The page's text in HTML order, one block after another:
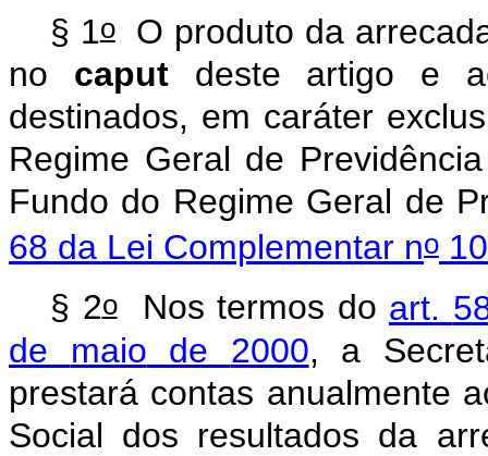
§ 1o O produto da
no caput deste artigo e
destinados, em caráter
Regime Geral de Previdência
Fundo do Regime Geral de
68 da Lei Complementar no
§ 2o Nos termos do art.
de
maio de 2000, a
prestará contas anualmente
Social dos resultados da